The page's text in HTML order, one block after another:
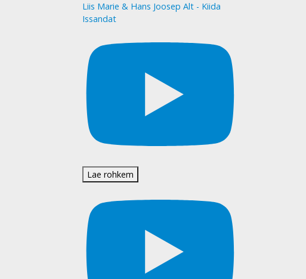
Liis Marie & Hans Joosep Alt - Kiida
Issandat
Lae rohkem